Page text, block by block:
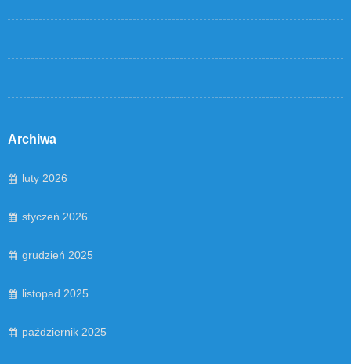
Archiwa
luty 2026
styczeń 2026
grudzień 2025
listopad 2025
październik 2025